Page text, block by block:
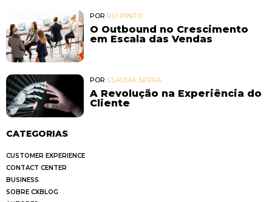
POR RUI PINTO
O Outbound no Crescimento
em Escala das Vendas
POR CLÁUDIA SERRA
A Revolução na Experiência do
Cliente
CATEGORIAS
CUSTOMER EXPERIENCE
CONTACT CENTER
BUSINESS
SOBRE CXBLOG